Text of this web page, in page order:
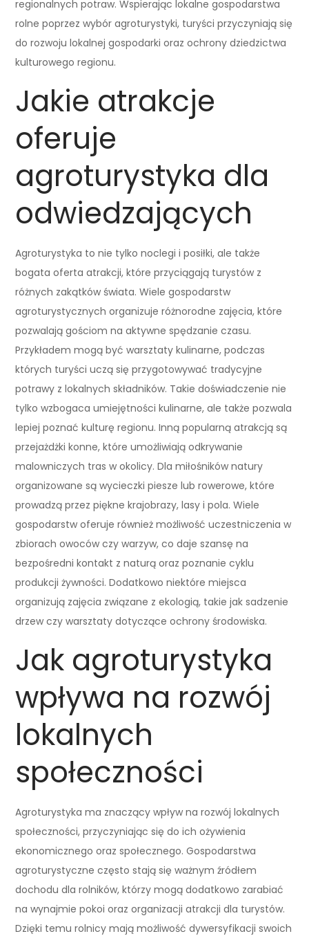
regionalnych potraw. Wspierając lokalne gospodarstwa
rolne poprzez wybór agroturystyki, turyści przyczyniają się
do rozwoju lokalnej gospodarki oraz ochrony dziedzictwa
kulturowego regionu.
Jakie atrakcje
oferuje
agroturystyka dla
odwiedzających
Agroturystyka to nie tylko noclegi i posiłki, ale także
bogata oferta atrakcji, które przyciągają turystów z
różnych zakątków świata. Wiele gospodarstw
agroturystycznych organizuje różnorodne zajęcia, które
pozwalają gościom na aktywne spędzanie czasu.
Przykładem mogą być warsztaty kulinarne, podczas
których turyści uczą się przygotowywać tradycyjne
potrawy z lokalnych składników. Takie doświadczenie nie
tylko wzbogaca umiejętności kulinarne, ale także pozwala
lepiej poznać kulturę regionu. Inną popularną atrakcją są
przejażdżki konne, które umożliwiają odkrywanie
malowniczych tras w okolicy. Dla miłośników natury
organizowane są wycieczki piesze lub rowerowe, które
prowadzą przez piękne krajobrazy, lasy i pola. Wiele
gospodarstw oferuje również możliwość uczestniczenia w
zbiorach owoców czy warzyw, co daje szansę na
bezpośredni kontakt z naturą oraz poznanie cyklu
produkcji żywności. Dodatkowo niektóre miejsca
organizują zajęcia związane z ekologią, takie jak sadzenie
drzew czy warsztaty dotyczące ochrony środowiska.
Jak agroturystyka
wpływa na rozwój
lokalnych
społeczności
Agroturystyka ma znaczący wpływ na rozwój lokalnych
społeczności, przyczyniając się do ich ożywienia
ekonomicznego oraz społecznego. Gospodarstwa
agroturystyczne często stają się ważnym źródłem
dochodu dla rolników, którzy mogą dodatkowo zarabiać
na wynajmie pokoi oraz organizacji atrakcji dla turystów.
Dzięki temu rolnicy mają możliwość dywersyfikacji swoich